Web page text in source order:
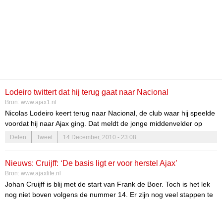
Lodeiro twittert dat hij terug gaat naar Nacional
Bron: www.ajax1.nl
Nicolas Lodeiro keert terug naar Nacional, de club waar hij speelde
voordat hij naar Ajax ging. Dat meldt de jonge middenvelder op
Twitter
. Alleen het papierwerk zou nog geregeld moeten worden.
Of het Twitter-account ook daadwerkelijk van Nicolas Lodeiro is, of
dat het account nep is, is niet bekend.
Delen Tweet 14 December, 2010 - 23:08
Nieuws: Cruijff: ‘De basis ligt er voor herstel Ajax’
Bron: www.ajaxlife.nl
Johan Cruijff is blij met de start van Frank de Boer. Toch is het lek
nog niet boven volgens de nummer 14. Er zijn nog veel stappen te